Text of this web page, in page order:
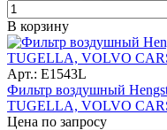
В корзину
Арт.: E1543L
Фильтр воздушный
TUGELLA, VOLVO
Цена по запросу